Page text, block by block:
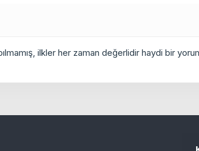
ilkler her zaman değerlidir haydi bir